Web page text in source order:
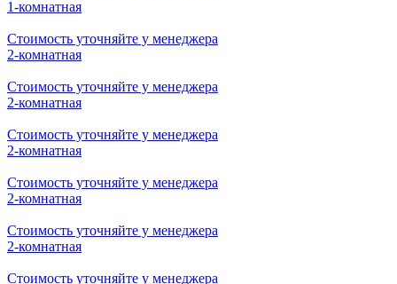
1-комнатная
Стоимость уточняйте у менеджера
2-комнатная
Стоимость уточняйте у менеджера
2-комнатная
Стоимость уточняйте у менеджера
2-комнатная
Стоимость уточняйте у менеджера
2-комнатная
Стоимость уточняйте у менеджера
2-комнатная
Стоимость уточняйте у менеджера